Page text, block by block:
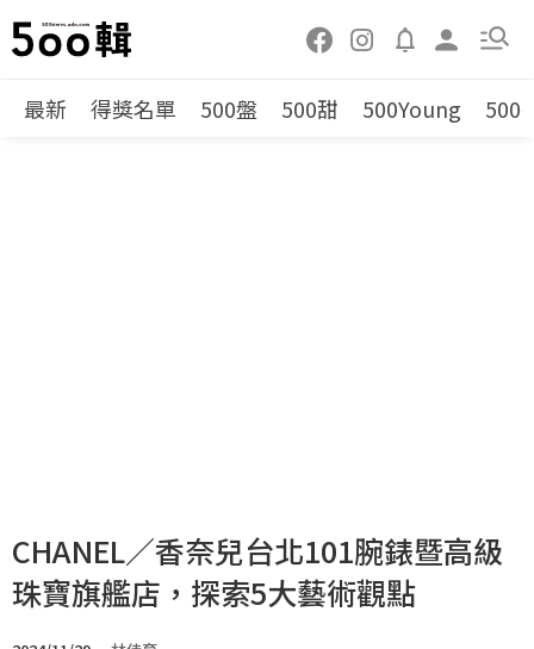
最新 得獎名單 500盤 500甜 500Young 500
CHANEL／香奈兒台北101腕錶暨高級
珠寶旗艦店，探索5大藝術觀點